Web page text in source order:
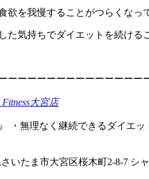
欲を我慢することがつらくなっ
た気持ちでダイエットを続ける
ーーーーーーーーーーーーーー
大宮店
・無理なく継続できるダイエ
いたま市大宮区桜木町2-8-7 シ